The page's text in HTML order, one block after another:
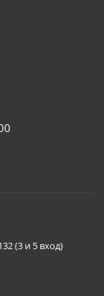
(3 и 5 вход)